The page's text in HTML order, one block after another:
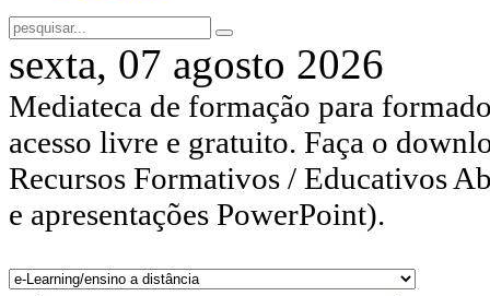
sexta, 07 agosto 2026
Mediateca de formação para
acesso livre e gratuito. Faça o
Recursos Formativos / Educativos
e apresentações PowerPoint).